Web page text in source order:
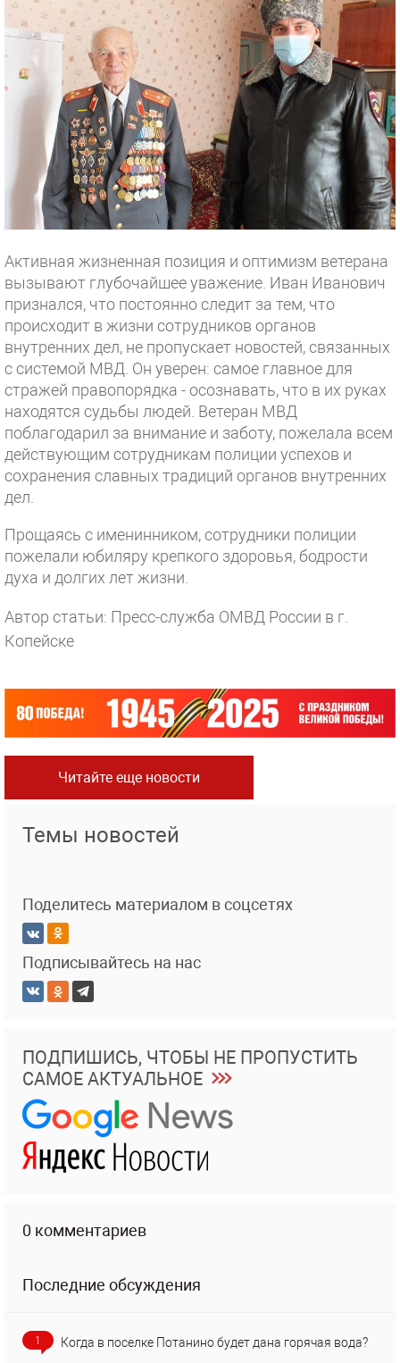
Активная жизненная позиция и оптимизм ветерана
вызывают глубочайшее уважение. Иван Иванович
признался, что постоянно следит за тем, что
происходит в жизни сотрудников органов
внутренних дел, не пропускает новостей, связанных
с системой МВД. Он уверен: самое главное для
стражей правопорядка - осознавать, что в их руках
находятся судьбы людей. Ветеран МВД
поблагодарил за внимание и заботу, пожелала всем
действующим сотрудникам полиции успехов и
сохранения славных традиций органов внутренних
дел.
Прощаясь с именинником, сотрудники полиции
пожелали юбиляру крепкого здоровья, бодрости
духа и долгих лет жизни.
Автор статьи: Пресс-служба ОМВД России в г.
Копейске
Читайте еще новости
Темы новостей
Поделитесь материалом в соцсетях
Подписывайтесь на нас
ПОДПИШИСЬ, ЧТОБЫ НЕ ПРОПУСТИТЬ
САМОЕ АКТУАЛЬНОЕ
0 комментариев
Последние обсуждения
1 Когда в поселке Потанино будет дана горячая вода?